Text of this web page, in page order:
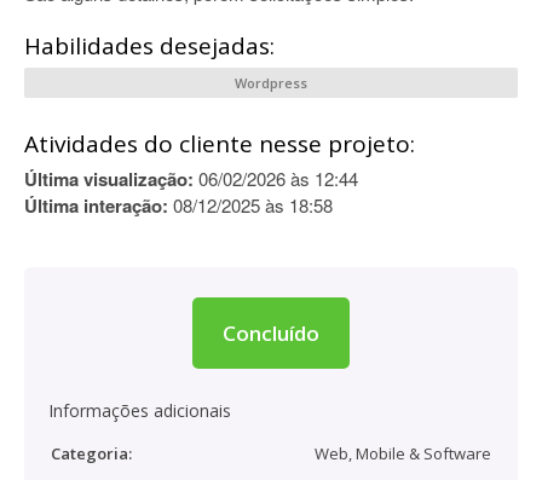
Habilidades desejadas:
Wordpress
Atividades do cliente nesse projeto:
Última visualização: 06/02/2026 às 12:44
Última interação: 08/12/2025 às 18:58
Concluído
Informações adicionais
Categoria:
Web, Mobile & Software